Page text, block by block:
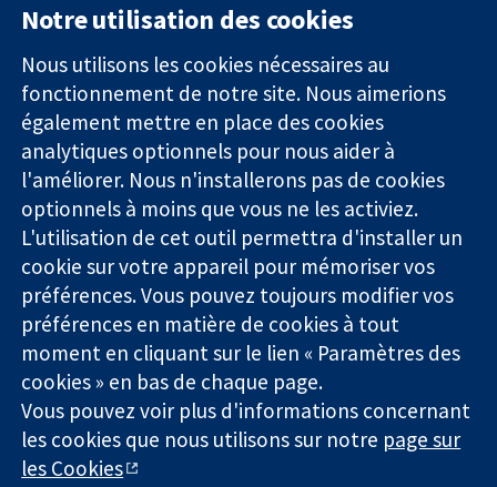
Des données
probantes.
Des décisions
éclairées.
Une meilleure
santé.
11-13 Cavendish
Square
Londres
W1G0AN
Royaume-Uni
nous
Actualités
Service de
presse
Qui sommes-
nous
Offres
d'emploi
Library
La Collaboration Cochrane est une association caritative (n°
1045921) et une société à responsabilité limitée par garantie (n°
03044323) enregistrée en Angleterre et au Pays de Galles. Numéro
de TVA : GB 718 2127 49.
Notre utilisation des cookies
Nous utilisons les cookies nécessaires au
fonctionnement de notre site. Nous aimerions
également mettre en place des cookies
analytiques optionnels pour nous aider à
l'améliorer. Nous n'installerons pas de cookies
optionnels à moins que vous ne les activiez.
L'utilisation de cet outil permettra d'installer un
cookie sur votre appareil pour mémoriser vos
préférences. Vous pouvez toujours modifier vos
préférences en matière de cookies à tout
moment en cliquant sur le lien « Paramètres des
cookies » en bas de chaque page.
Vous pouvez voir plus d'informations concernant
les cookies que nous utilisons sur notre page sur
les Cookies